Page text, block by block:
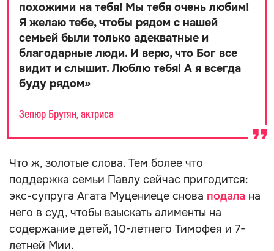
похожими на тебя! Мы тебя очень любим!
Я желаю тебе, чтобы рядом с нашей
семьей были только адекватные и
благодарные люди. И верю, что Бог все
видит и слышит. Люблю тебя! А я всегда
буду рядом»
Зепюр Брутян, актриса
Что ж, золотые слова. Тем более что
поддержка семьи Павлу сейчас пригодится:
экс-супруга Агата Муцениеце снова подала на
него в суд, чтобы взыскать алименты на
содержание детей, 10-летнего Тимофея и 7-
летней Мии.